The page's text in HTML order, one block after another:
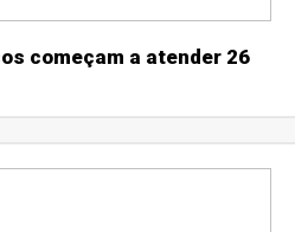
começam a atender 26